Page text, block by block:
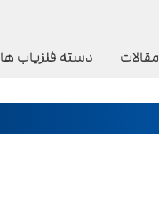
مقالات دسته فلزیاب ها